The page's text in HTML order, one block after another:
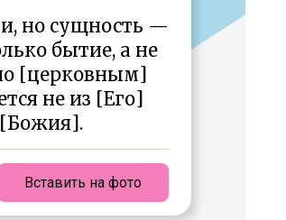
но сущность —
бытие, а не
[церковным]
не из [Его]
[Божия].
Вставить на фото